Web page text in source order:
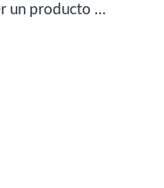
un producto …